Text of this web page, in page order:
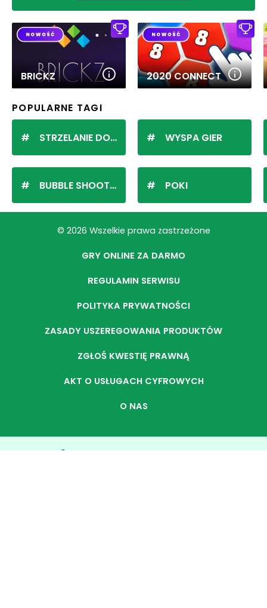
BRICKZ 2020 CONNECT
POPULARNE TAGI
STRZELANIE DO KULEK
BUBBLE SHOOTER
WYSPA GIER
POKI
© 2026 Wszelkie prawa zastrzeżone
GRY ONLINE ZA DARMO
REGULAMIN SERWISU
POLITYKA PRYWATNOŚCI
ZASADY USZEREGOWANIA PRODUKTÓW
ZGŁOŚ KWESTIĘ PRAWNĄ
AKT O USŁUGACH CYFROWYCH
O NAS